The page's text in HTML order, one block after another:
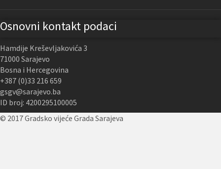
Osnovni kontakt podaci
Hamdije Kreševljakovića 3
71000 Sarajevo
Bosna i Hercegovina
+387 (0)33 216 659
gsgv@sarajevo.ba
ID broj: 4200295100005
© 2017 Gradsko vijeće Grada Sarajeva